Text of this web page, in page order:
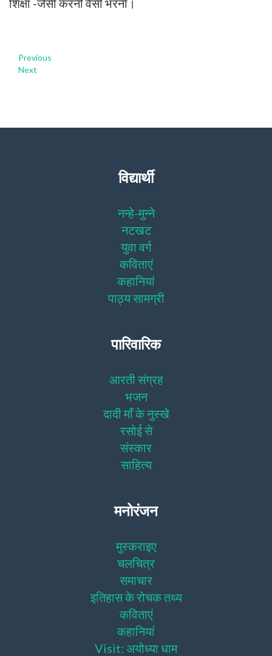
शिक्षा -जैसी करनी वैसी भरनी।
Previous
Next
विद्यार्थी
नन्हे-मुन्ने
नटखट
युवा वर्ग
कविताएं
कहानियां
पाठ्य सामग्री
पारिवारिक
आरती संग्रह
भजन
दादी माँ के नुस्खे
रसोई से
संस्कार
साहित्य
मनोरंजन
मुस्कराइए
चलचित्र
समाचार
इतिहास के रोचक तथ्य
कविताएं
कहानियां
Visit: अयोध्या धाम